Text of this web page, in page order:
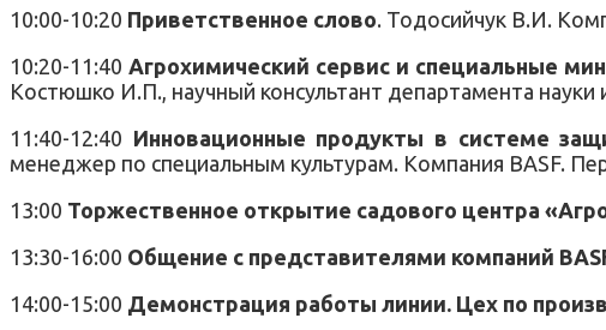
10:00-10:20 Приветственное слово. Тодосийчук В.И.
10:20-11:40 Агрохимический сервис и специальные
Костюшко И.П., научный консультант департамента науки
11:40-12:40 Инновационные продукты в системе
менеджер по специальным культурам. Компания BASF.
13:00 Торжественное открытие садового центра
13:30-16:00 Общение с представителями компаний
14:00-15:00 Демонстрация работы линии. Цех по